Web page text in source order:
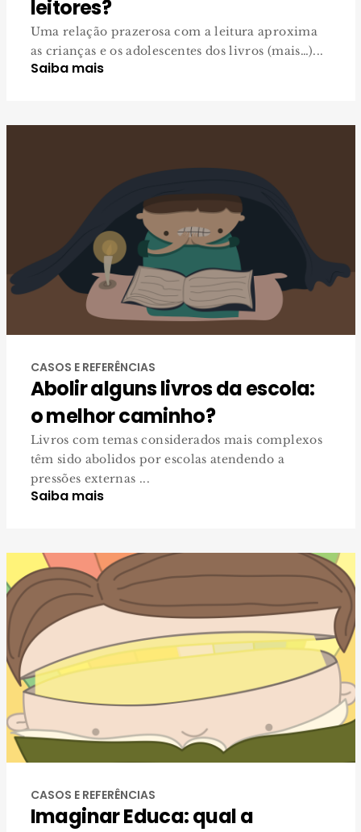
leitores?
Uma relação prazerosa com a leitura aproxima
as crianças e os adolescentes dos livros (mais…)...
Saiba mais
CASOS E REFERÊNCIAS
Abolir alguns livros da escola:
o melhor caminho?
Livros com temas considerados mais complexos
têm sido abolidos por escolas atendendo a
pressões externas ...
Saiba mais
CASOS E REFERÊNCIAS
Imaginar Educa: qual a